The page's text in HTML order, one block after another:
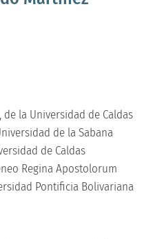
la Universidad de Caldas
de la Sabana
de Caldas
Regina Apostolorum
Pontificia Bolivariana